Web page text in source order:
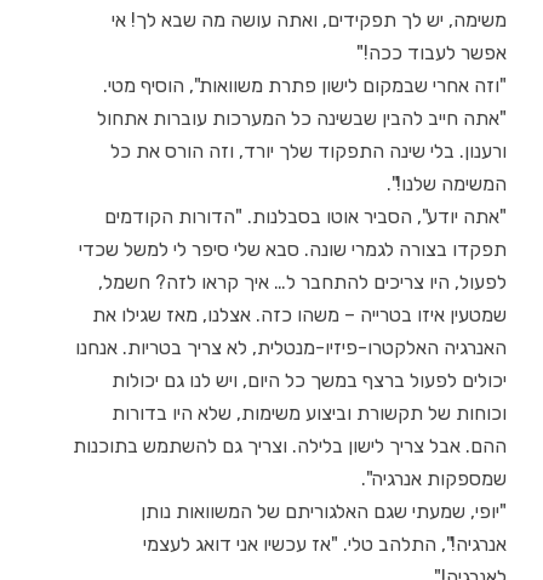
משימה, יש לך תפקידים, ואתה עושה מה שבא לך! אי
אפשר לעבוד ככה!"
"וזה אחרי שבמקום לישון פתרת משוואות", הוסיף מטי.
"אתה חייב להבין שבשינה כל המערכות עוברות אתחול
ורענון. בלי שינה התפקוד שלך יורד, וזה הורס את כל
המשימה שלנו!".
"אתה יודע", הסביר אוטו בסבלנות. "הדורות הקודמים
תפקדו בצורה לגמרי שונה. סבא שלי סיפר לי למשל שכדי
לפעול, היו צריכים להתחבר ל… איך קראו לזה? חשמל,
שמטעין איזו בטרייה – משהו כזה. אצלנו, מאז שגילו את
האנרגיה האלקטרו-פיזיו-מנטלית, לא צריך בטריות. אנחנו
יכולים לפעול ברצף במשך כל היום, ויש לנו גם יכולות
וכוחות של תקשורת וביצוע משימות, שלא היו בדורות
ההם. אבל צריך לישון בלילה. וצריך גם להשתמש בתוכנות
שמספקות אנרגיה".
"יופי, שמעתי שגם האלגוריתם של המשוואות נותן
אנרגיה!", התלהב טלי. "אז עכשיו אני דואג לעצמי